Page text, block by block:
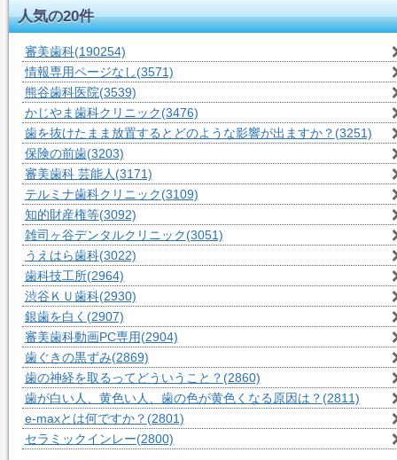
人気の20件
審美歯科(190254)
情報専用ページなし(3571)
熊谷歯科医院(3539)
かじやま歯科クリニック(3476)
歯を抜けたまま放置するとどのような影響が出ますか？ (3251)
保険の前歯(3203)
審美歯科 芸能人 (3171)
テルミナ歯科クリニック(3109)
知的財産権等(3092)
雑司ヶ谷デンタルクリニック(3051)
うえはら歯科(3022)
歯科技工所(2964)
渋谷ＫＵ歯科(2930)
銀歯を白く (2907)
審美歯科動画PC専用(2904)
歯ぐきの黒ずみ(2869)
歯の神経を取るってどういうこと？ (2860)
歯が白い人、黄色い人、歯の色が黄色くなる原因は？ (2811)
e-maxとは何ですか？ (2801)
セラミックインレー(2800)